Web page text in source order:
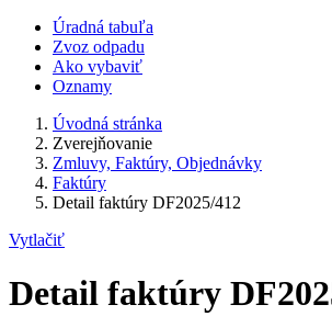
Úradná tabuľa
Zvoz odpadu
Ako vybaviť
Oznamy
Úvodná stránka
Zverejňovanie
Zmluvy, Faktúry, Objednávky
Faktúry
Detail faktúry DF2025/412
Vytlačiť
Detail faktúry